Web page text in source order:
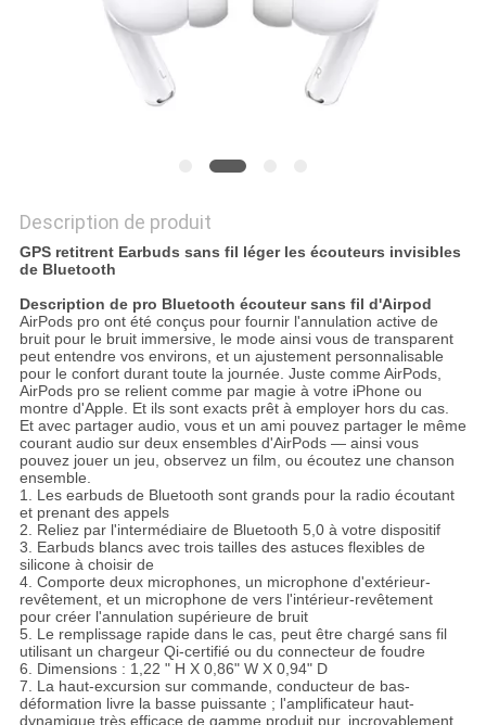
Description de produit
GPS retitrent Earbuds sans fil léger les écouteurs invisibles
de Bluetooth
Description de pro Bluetooth écouteur sans fil d'Airpod
AirPods pro ont été conçus pour fournir l'annulation active de
bruit pour le bruit immersive, le mode ainsi vous de transparent
peut entendre vos environs, et un ajustement personnalisable
pour le confort durant toute la journée. Juste comme AirPods,
AirPods pro se relient comme par magie à votre iPhone ou
montre d'Apple. Et ils sont exacts prêt à employer hors du cas.
Et avec partager audio, vous et un ami pouvez partager le même
courant audio sur deux ensembles d'AirPods — ainsi vous
pouvez jouer un jeu, observez un film, ou écoutez une chanson
ensemble.
1. Les earbuds de Bluetooth sont grands pour la radio écoutant
et prenant des appels
2. Reliez par l'intermédiaire de Bluetooth 5,0 à votre dispositif
3. Earbuds blancs avec trois tailles des astuces flexibles de
silicone à choisir de
4. Comporte deux microphones, un microphone d'extérieur-
revêtement, et un microphone de vers l'intérieur-revêtement
pour créer l'annulation supérieure de bruit
5. Le remplissage rapide dans le cas, peut être chargé sans fil
utilisant un chargeur Qi-certifié ou du connecteur de foudre
6. Dimensions : 1,22 " H X 0,86" W X 0,94" D
7. La haut-excursion sur commande, conducteur de bas-
déformation livre la basse puissante ; l'amplificateur haut-
dynamique très efficace de gamme produit pur, incroyablement